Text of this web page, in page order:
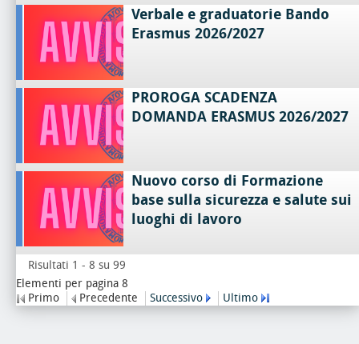
Verbale e graduatorie Bando
Erasmus 2026/2027
PROROGA SCADENZA
DOMANDA ERASMUS 2026/2027
Nuovo corso di Formazione
base sulla sicurezza e salute sui
luoghi di lavoro
Risultati 1 - 8 su 99
Elementi per pagina 8
Primo
Precedente Successivo Ultimo